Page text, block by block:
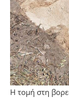
Η τομή στη